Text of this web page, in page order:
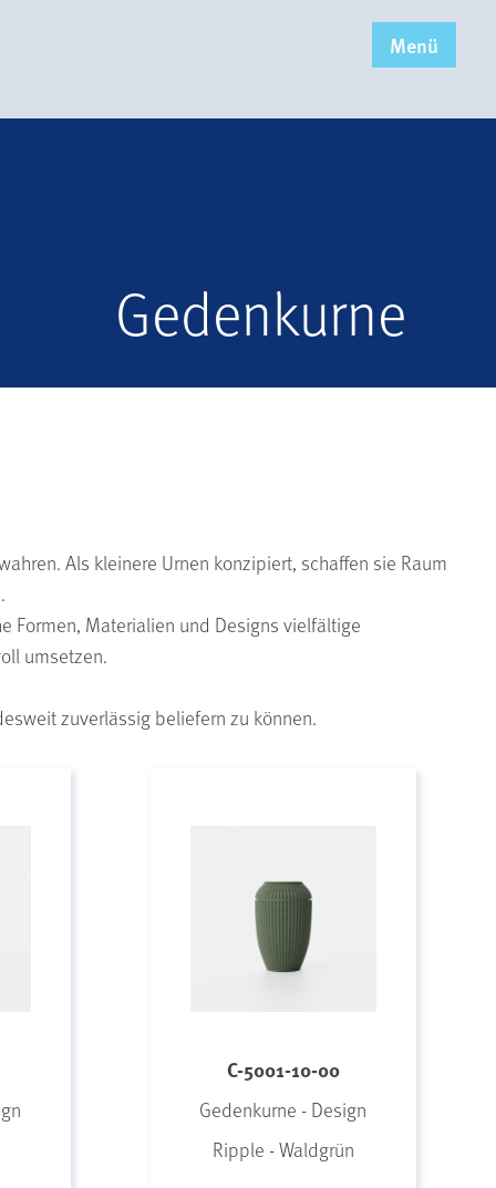
Menü
Als kleinere Urnen konzipiert, schaffen sie Raum
Formen, Materialien und Designs vielfältige
umsetzen.
zuverlässig beliefern zu können.
C-5001-10-00
Gedenkurne - Design
Ripple - Waldgrün